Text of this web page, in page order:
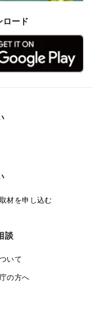
ード
材を申し込む
談
いて
の方へ